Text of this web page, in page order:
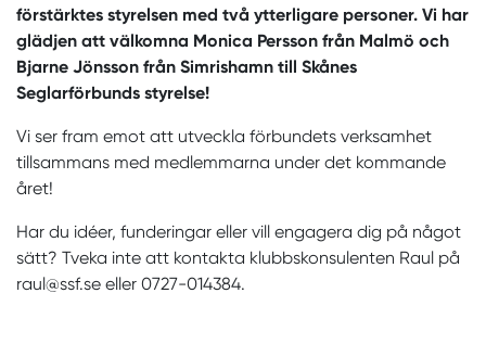
förstärktes styrelsen med två ytterligare personer. Vi har
glädjen att välkomna Monica Persson från Malmö och
Bjarne Jönsson från Simrishamn till Skånes
Seglarförbunds styrelse!
Vi ser fram emot att utveckla förbundets verksamhet
tillsammans med medlemmarna under det kommande
året!
Har du idéer, funderingar eller vill engagera dig på något
sätt? Tveka inte att kontakta klubbskonsulenten Raul på
raul@ssf.se eller 0727-014384.